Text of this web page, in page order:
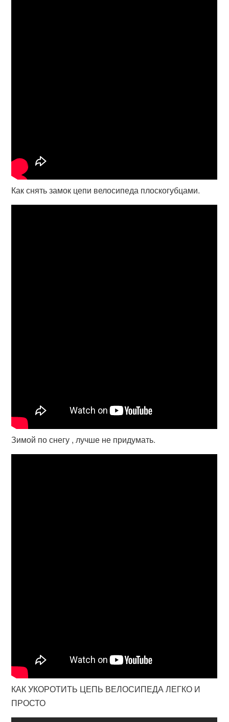
Как снять замок цепи велосипеда плоскогубцами.
Зимой по снегу , лучше не придумать.
КАК УКОРОТИТЬ ЦЕПЬ ВЕЛОСИПЕДА ЛЕГКО И
ПРОСТО